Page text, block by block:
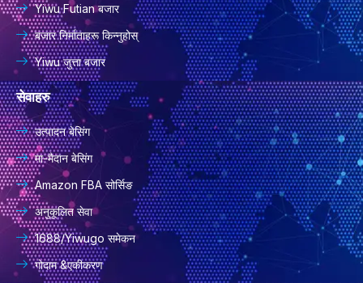
Yiwu Futian बजार
बजार निर्माताहरू किन्नुहोस्
Yiwu जुत्ता बजार
सेवाहरु
उत्पादन बेसिंग
मा-मैदान बेसिंग
Amazon FBA सोर्सिङ
अनुकूलित सेवा
1688/Yiwugo समेकन
गोदाम &एकीकरण